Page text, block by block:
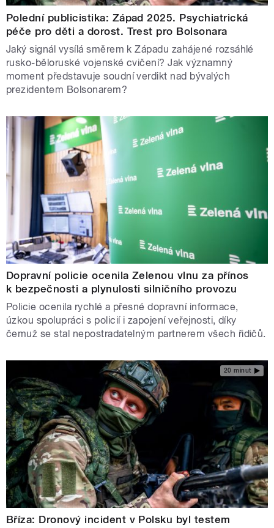
Polední publicistika: Západ 2025. Psychiatrická
péče pro děti a dorost. Trest pro Bolsonara
Jaký signál vysílá směrem k Západu zahájené rozsáhlé
rusko-běloruské vojenské cvičení? Jak významný
moment představuje soudní verdikt nad bývalých
prezidentem Bolsonarem?
Dopravní policie ocenila Zelenou vlnu za přínos
k bezpečnosti a plynulosti silničního provozu
Policie ocenila rychlé a přesné dopravní informace,
úzkou spolupráci s policií i zapojení veřejnosti, díky
čemuž se stal nepostradatelným partnerem všech řidičů.
20 minut
Bříza: Dronový incident v Polsku byl testem